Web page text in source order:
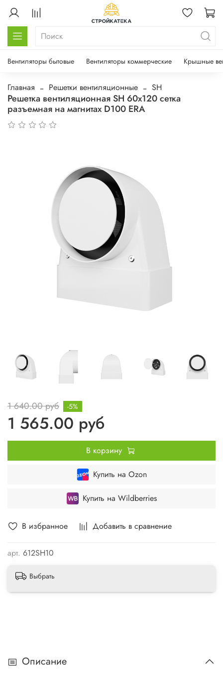
Вентиляторы бытовые Вентиляторы коммерческие Крышные
Главная Решетки вентиляционные SH
Решетка вентиляционная SH 60х120 сетка
разъемная на магнитах D100 ERA
В избранное Добавить в сравнение
арт. 612SH10
1 640.00 руб
1 565.00 руб
-5%
В корзину
Купить на Ozon
Купить на Wildberries
Выбрать
Описание